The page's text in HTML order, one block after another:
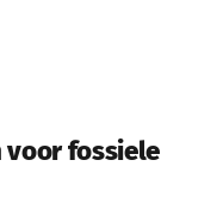
voor fossiele